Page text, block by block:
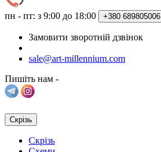
пн - пт: з 9:00 до 18:00 +380 689805006
Замовити зворотній дзвінок
sale@art-millennium.com
Пишіть нам -
Скрізь
Скрізь